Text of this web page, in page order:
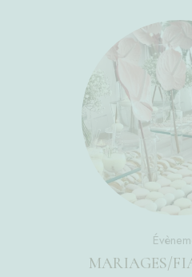
MARIAGES/